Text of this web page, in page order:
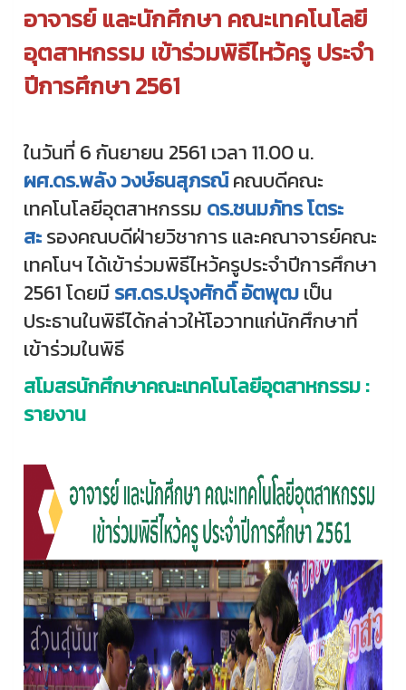
อาจารย์ และนักศึกษา คณะเทคโนโลยี
อุตสาหกรรม เข้าร่วมพิธีไหว้ครู ประจำ
ปีการศึกษา 2561
ในวันที่ 6 กันยายน 2561 เวลา 11.00 น.
ผศ.ดร.พลัง วงษ์ธนสุภรณ์คณบดีคณะ
เทคโนโลยีอุตสาหกรรม ดร.ชนมภัทร โตระ
สะรองคณบดีฝ่ายวิชาการ และคณาจารย์คณะ
เทคโนฯ ได้เข้าร่วมพิธีไหว้ครูประจำปีการศึกษา
2561 โดยมีรศ.ดร.ปรุงศักดิ์ อัตพุฒเป็น
ประธานในพิธีได้กล่าวให้โอวาทแก่นักศึกษาที่
เข้าร่วมในพิธี
สโมสรนักศึกษาคณะเทคโนโลยีอุตสาหกรรม :
รายงาน